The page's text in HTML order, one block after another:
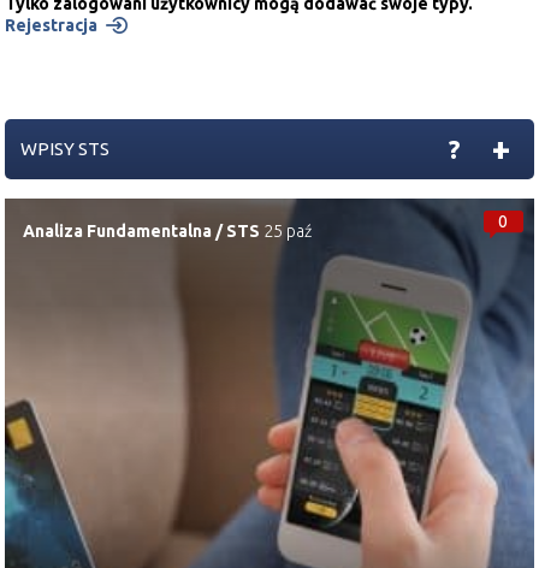
Rejestracja
WPISY STS +
?
0
Analiza Fundamentalna /STS 25 paź